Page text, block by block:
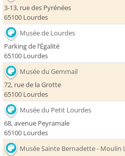
3-13, rue des Pyrénées
65100 Lourdes
Musée de Lourdes
Parking de l’Égalité
65100 Lourdes
Musée du Gemmail
72, rue de la Grotte
65100 Lourdes
Musée du Petit Lourdes
68, avenue Peyramale
65100 Lourdes
Musée Sainte Bernadette - Moulin